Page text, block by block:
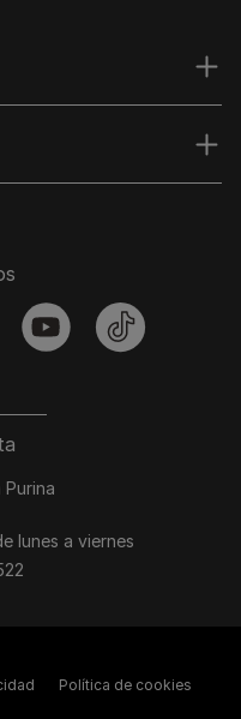
lunes a viernes
youtubetiktok
Política de cookies